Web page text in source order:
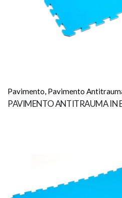
Pavimento, Pavimento
PAVIMENTO ANTITRAUMA IN